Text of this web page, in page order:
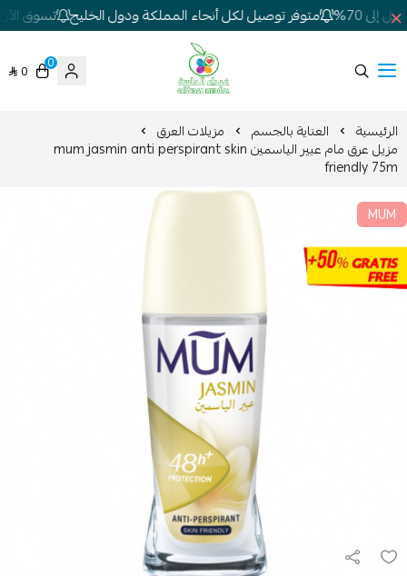
70% متوفر توصيل لكل أنحاء المملكة ودول الخليج تسوق الآن!
شركة غيداء المتطورة الطبية
0
0
الرئيسية العناية بالجسم مزيلات العرق
مزيل عرق مام عبير الياسمين mum jasmin anti perspirant skin
friendly 75m
MUM